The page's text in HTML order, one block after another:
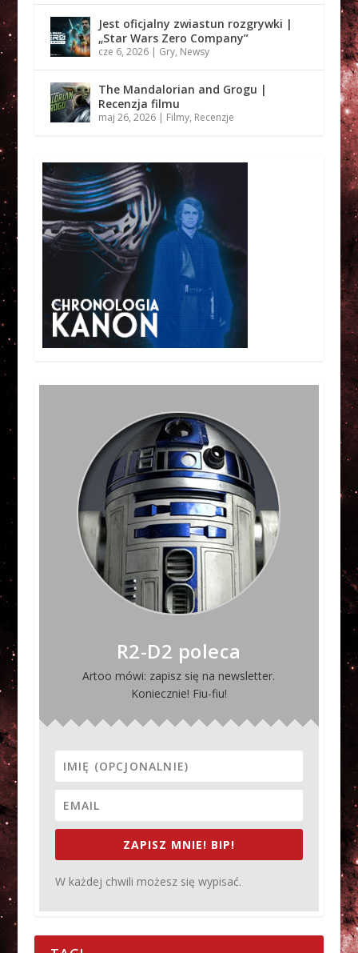
Jest oficjalny zwiastun rozgrywki |
„Star Wars Zero Company”
cze 6, 2026| Gry, Newsy
The Mandalorian and Grogu |
Recenzja filmu
maj 26, 2026| Filmy, Recenzje
R2-D2 poleca
Artoo mówi: zapisz się na newsletter.
Koniecznie! Fiu-fiu!
ZAPISZ MNIE! BIP!
W każdej chwili możesz się wypisać.